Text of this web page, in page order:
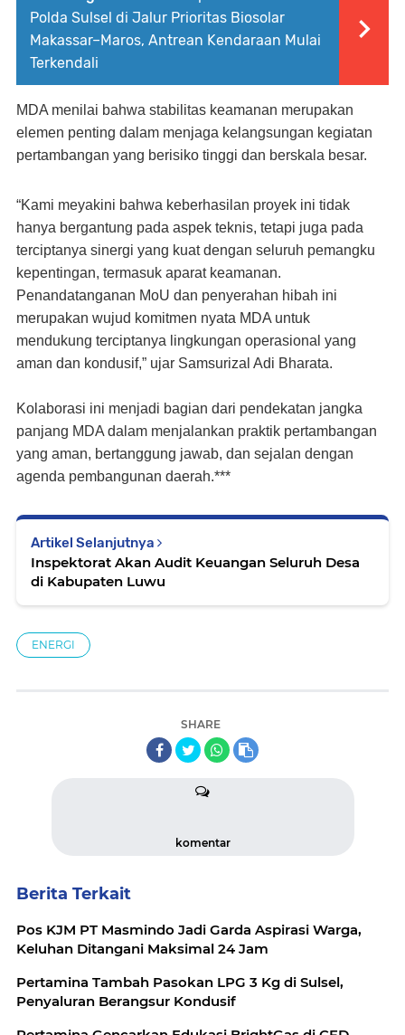
Polda Sulsel di Jalur Prioritas Biosolar
Makassar–Maros, Antrean Kendaraan Mulai
Terkendali
MDA menilai bahwa stabilitas keamanan merupakan
elemen penting dalam menjaga kelangsungan kegiatan
pertambangan yang berisiko tinggi dan berskala besar.
“Kami meyakini bahwa keberhasilan proyek ini tidak
hanya bergantung pada aspek teknis, tetapi juga pada
terciptanya sinergi yang kuat dengan seluruh pemangku
kepentingan, termasuk aparat keamanan.
Penandatanganan MoU dan penyerahan hibah ini
merupakan wujud komitmen nyata MDA untuk
mendukung terciptanya lingkungan operasional yang
aman dan kondusif,” ujar Samsurizal Adi Bharata.
Kolaborasi ini menjadi bagian dari pendekatan jangka
panjang MDA dalam menjalankan praktik pertambangan
yang aman, bertanggung jawab, dan sejalan dengan
agenda pembangunan daerah.***
Artikel Selanjutnya
Inspektorat Akan Audit Keuangan Seluruh Desa
di Kabupaten Luwu
ENERGI
SHARE
komentar
Berita Terkait
Pos KJM PT Masmindo Jadi Garda Aspirasi Warga,
Keluhan Ditangani Maksimal 24 Jam
Pertamina Tambah Pasokan LPG 3 Kg di Sulsel,
Penyaluran Berangsur Kondusif